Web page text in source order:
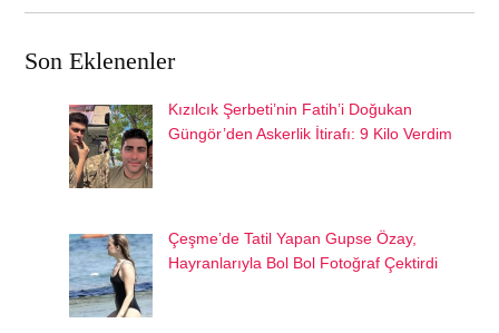
Son Eklenenler
Kızılcık Şerbeti’nin Fatih’i Doğukan
Güngör’den Askerlik İtirafı: 9 Kilo Verdim
Çeşme’de Tatil Yapan Gupse Özay,
Hayranlarıyla Bol Bol Fotoğraf Çektirdi